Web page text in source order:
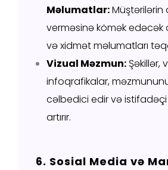
Məlumatlar:Müştərilərin
verməsinə kömək edəcək
və xidmət məlumatları
Vizual Məzmun: Şəkillər,
infoqrafikalar,
cəlbedici edir və istifadəçi
artırır.
6. Sosial Media və